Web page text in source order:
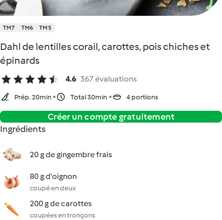
TM7 TM6 TM5
Dahl de lentilles corail, carottes, pois chiches et
épinards
4.6 367 évaluations
Prép. 20min Total 30min 4 portions
Créer un compte gratuitement
Ingrédients
20 g de gingembre frais
80 g d'oignon
coupé en deux
200 g de carottes
coupées en tronçons